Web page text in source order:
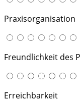
Praxisorganisation
Freundlichkeit des
Erreichbarkeit